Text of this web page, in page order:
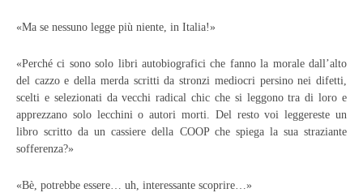
«Ma se nessuno legge più niente, in Italia!»
«Perché ci sono solo libri autobiografici che fanno la morale dall’alto
del cazzo e della merda scritti da stronzi mediocri persino nei difetti,
scelti e selezionati da vecchi radical chic che si leggono tra di loro e
apprezzano solo lecchini o autori morti. Del resto voi leggereste un
libro scritto da un cassiere della COOP che spiega la sua straziante
sofferenza?»
«Bè, potrebbe essere… uh, interessante scoprire…»